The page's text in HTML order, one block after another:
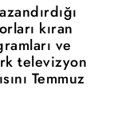
kıran
ve
televizyon
Temmuz